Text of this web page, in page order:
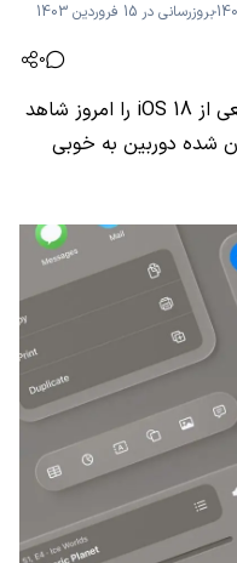
بروزرسانی در 15 فروردین 1403
0
شاید بتوان گفت که اولین تصویر واقعی از iOS 18 را امروز شاهد
شده دوربین به خوبی